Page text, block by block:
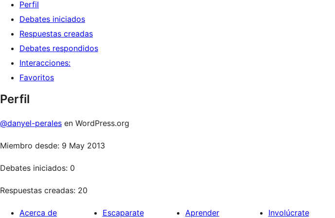
Perfil
Debates iniciados
Respuestas creadas
Debates respondidos
Interacciones:
Favoritos
Perfil
@danyel-perales en WordPress.org
Miembro desde: 9 May 2013
Debates iniciados: 0
Respuestas creadas: 20
Acerca de Escaparate Aprender Involúcrate